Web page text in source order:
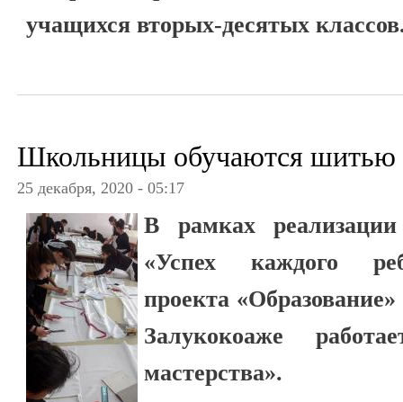
учащихся вторых-десятых
Школьницы обучаются шитью
25 декабря, 2020 - 05:17
В рамках реализации
«Успех каждого
проекта
Залукокоаже
мастерства».